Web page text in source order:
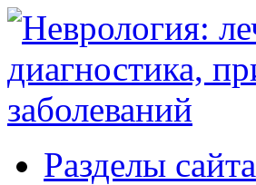
Разделы сайта